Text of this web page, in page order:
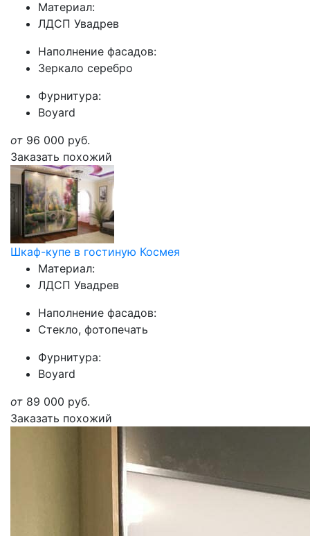
Материал:
ЛДСП Увадрев
Наполнение фасадов:
Зеркало серебро
Фурнитура:
Boyard
от 96 000 руб.
Заказать похожий
Шкаф-купе в гостиную Космея
Материал:
ЛДСП Увадрев
Наполнение фасадов:
Стекло, фотопечать
Фурнитура:
Boyard
от 89 000 руб.
Заказать похожий